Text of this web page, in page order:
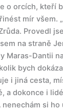
o orcích, kteří
mír všem.
Provedl
na straně
Maras-Dantii
bych
i jiná cesta,
a dokonce i
nenechám si